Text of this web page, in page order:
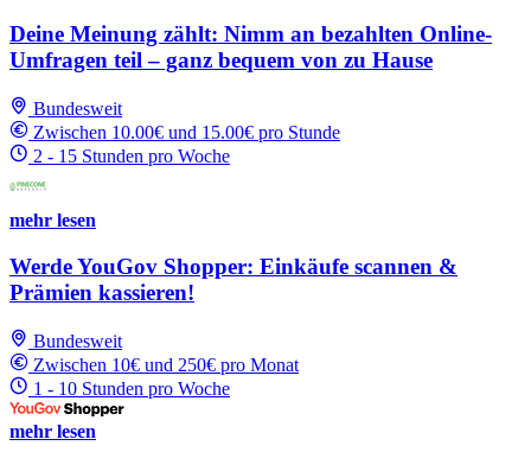
Deine Meinung zählt: Nimm an bezahlten Online-
Umfragen teil – ganz bequem von zu Hause
Bundesweit
Zwischen 10.00€ und 15.00€ pro Stunde
2 - 15 Stunden pro Woche
mehr lesen
Werde YouGov Shopper: Einkäufe scannen &
Prämien kassieren!
Bundesweit
Zwischen 10€ und 250€ pro Monat
1 - 10 Stunden pro Woche
mehr lesen